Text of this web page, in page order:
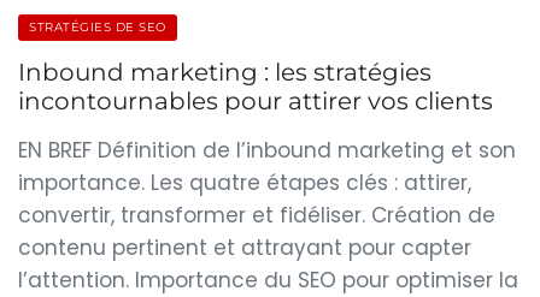
STRATÉGIES DE SEO
Inbound marketing : les stratégies
incontournables pour attirer vos clients
EN BREF Définition de l’inbound marketing et son
importance. Les quatre étapes clés : attirer,
convertir, transformer et fidéliser. Création de
contenu pertinent et attrayant pour capter
l’attention. Importance du SEO pour optimiser la